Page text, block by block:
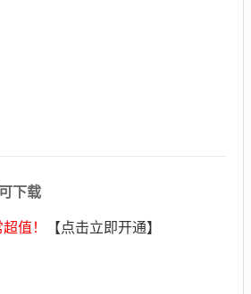
下载
值！ 【点击立即开通】